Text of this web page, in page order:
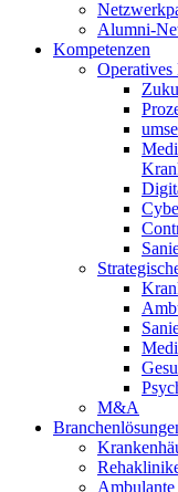
Alumni-
Kompetenzen
Operatives
M&A